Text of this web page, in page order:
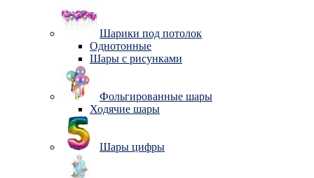
Шарики под потолок
Однотонные
Шары с рисунками
Фольгированные шары
Ходячие шары
Шары цифры